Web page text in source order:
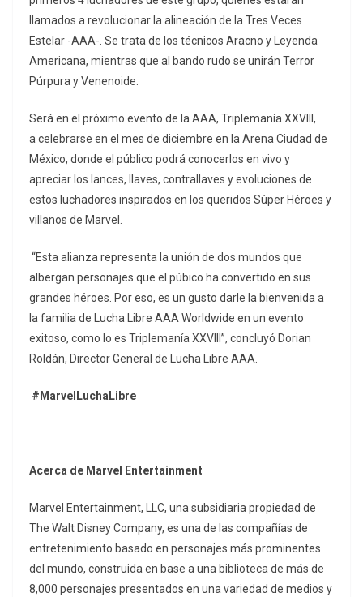
llamados a revolucionar la alineación de la Tres Veces
Estelar -AAA-. Se trata de los técnicos Aracno y Leyenda
Americana, mientras que al bando rudo se unirán Terror
Púrpura y Venenoide.
Será en el próximo evento de la AAA, Triplemanía XXVIII,
a celebrarse en el mes de diciembre en la Arena Ciudad de
México, donde el público podrá conocerlos en vivo y
apreciar los lances, llaves, contrallaves y evoluciones de
estos luchadores inspirados en los queridos Súper Héroes y
villanos de Marvel.
“Esta alianza representa la unión de dos mundos que
albergan personajes que el púbico ha convertido en sus
grandes héroes. Por eso, es un gusto darle la bienvenida a
la familia de Lucha Libre AAA Worldwide en un evento
exitoso, como lo es Triplemanía XXVIII”, concluyó Dorian
Roldán, Director General de Lucha Libre AAA.
#MarvelLuchaLibre
Acerca de Marvel Entertainment
Marvel Entertainment, LLC, una subsidiaria propiedad de
The Walt Disney Company, es una de las compañías de
entretenimiento basado en personajes más prominentes
del mundo, construida en base a una biblioteca de más de
8,000 personajes presentados en una variedad de medios y